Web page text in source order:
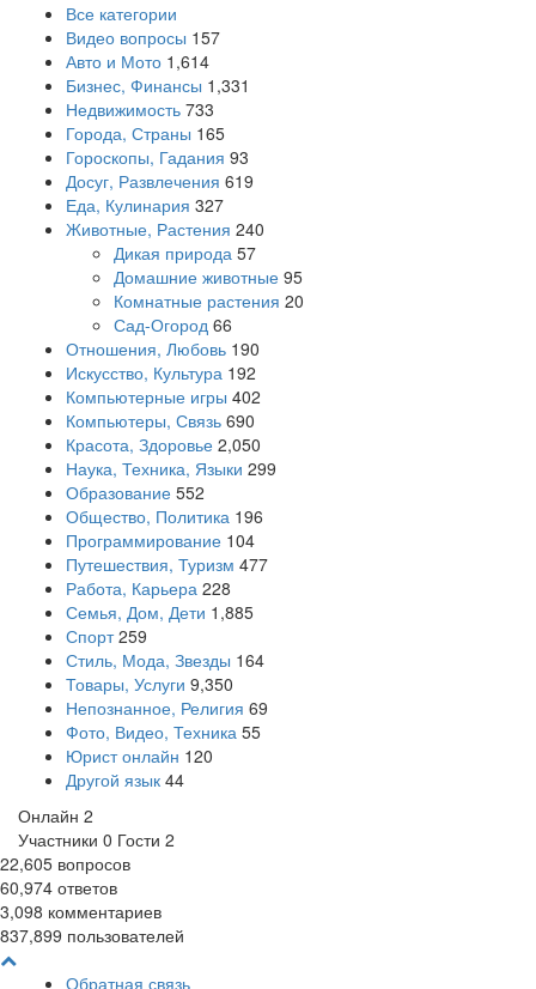
Все категории
Видео вопросы 157
Авто и Мото 1,614
Бизнес, Финансы 1,331
Недвижимость 733
Города, Страны 165
Гороскопы, Гадания 93
Досуг, Развлечения 619
Еда, Кулинария 327
Животные, Растения 240
Дикая природа 57
Домашние животные 95
Комнатные растения 20
Сад-Огород 66
Отношения, Любовь 190
Искусство, Культура 192
Компьютерные игры 402
Компьютеры, Связь 690
Красота, Здоровье 2,050
Наука, Техника, Языки 299
Образование 552
Общество, Политика 196
Программирование 104
Путешествия, Туризм 477
Работа, Карьера 228
Семья, Дом, Дети 1,885
Спорт 259
Стиль, Мода, Звезды 164
Товары, Услуги 9,350
Непознанное, Религия 69
Фото, Видео, Техника 55
Юрист онлайн 120
Другой язык 44
Онлайн 2
Участники 0 Гости 2
22,605 вопросов
60,974 ответов
3,098 комментариев
837,899 пользователей
Обратная связь